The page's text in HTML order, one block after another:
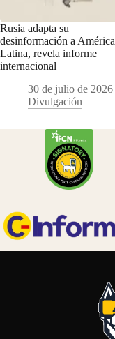
Rusia adapta su
desinformación a América
Latina, revela informe
internacional
30 de julio de 2026
Divulgación